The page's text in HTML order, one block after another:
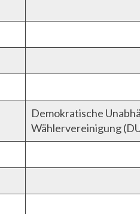
Demokratische
Wählervereinigung